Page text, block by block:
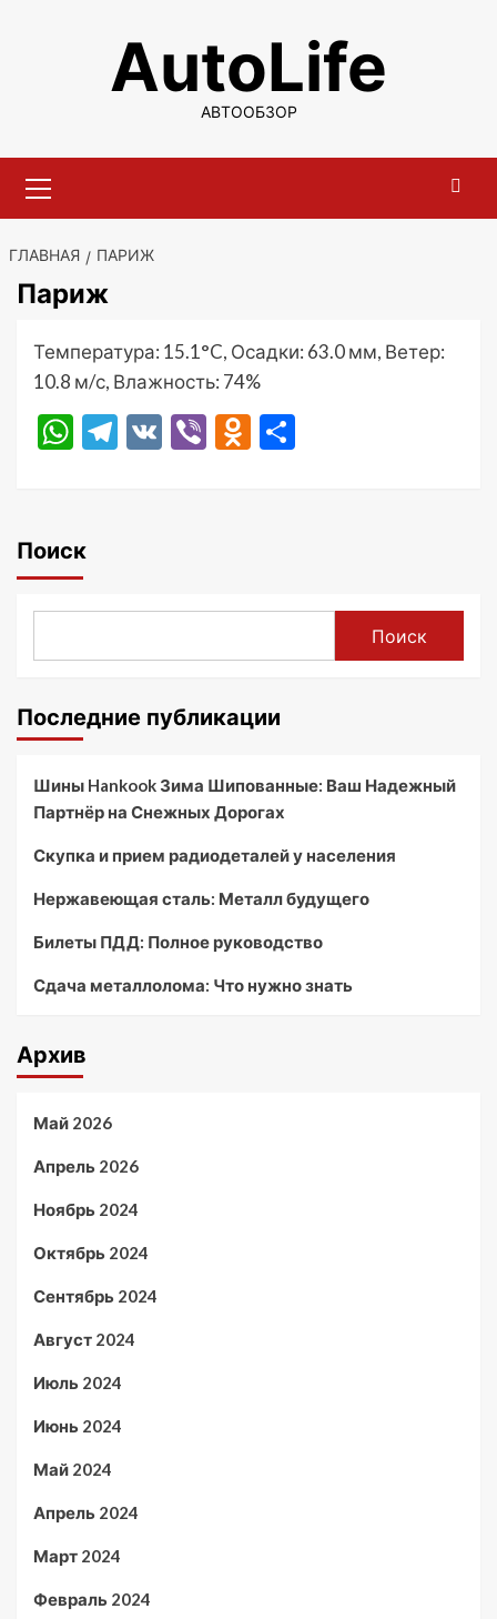
содержимомуAutoLife
АВТООБЗОР
меню
ГЛАВНАЯ ПАРИЖ
Париж
Температура: 15.1°C, Осадки: 63.0 мм, Ветер:
10.8 м/с, Влажность: 74%
WhatsApp
Telegram
VK ViberOdnoklassniki
Поиск
Поиск
Последние публикации
Шины Hankook Зима Шипованные: Ваш Надежный
Партнёр на Снежных Дорогах
Скупка и прием радиодеталей у населения
Нержавеющая сталь: Металл будущего
Билеты ПДД: Полное руководство
Сдача металлолома: Что нужно знать
Архив
Май 2026
Апрель 2026
Ноябрь 2024
Октябрь 2024
Сентябрь 2024
Август 2024
Июль 2024
Июнь 2024
Май 2024
Апрель 2024
Март 2024
Февраль 2024